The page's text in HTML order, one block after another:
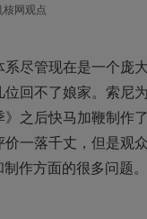
网观点
尽管现在是一个庞
回不了娘家。索尼
之后快马加鞭制作
一落千丈，但是观
作方面的很多问题。